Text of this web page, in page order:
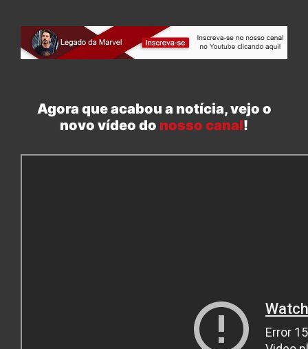
Agora que acabou a notícia, vejo o
novo vídeo do nosso canal!